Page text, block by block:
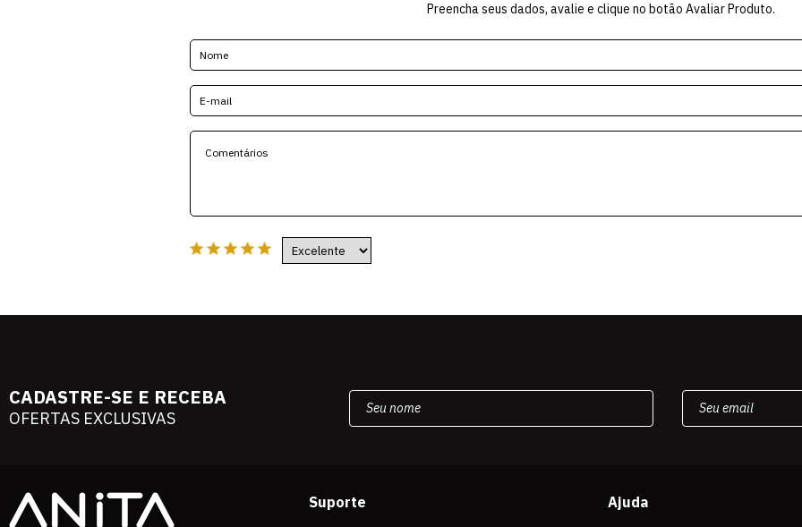
Preencha seus dados, avalie e clique no botão Avaliar Produto.
CADASTRE-SE E RECEBA
OFERTAS EXCLUSIVAS
Suporte
Ajuda